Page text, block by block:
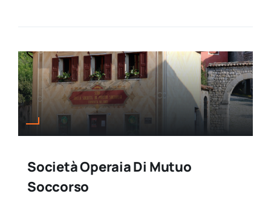
Società Operaia Di Mutuo
Soccorso